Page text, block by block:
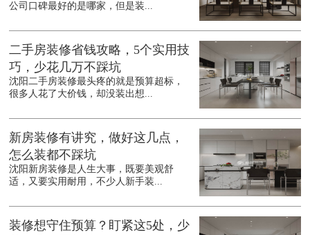
公司口碑最好的是哪家，但是装...
二手房装修省钱攻略，5个实用技
巧，少花几万不踩坑
沈阳二手房装修最头疼的就是预算超标，
很多人花了大价钱，却没装出想...
新房装修有讲究，做好这几点，
怎么装都不踩坑
沈阳新房装修是人生大事，既要美观舒
适，又要实用耐用，不少人新手装...
装修想守住预算？盯紧这5处，少